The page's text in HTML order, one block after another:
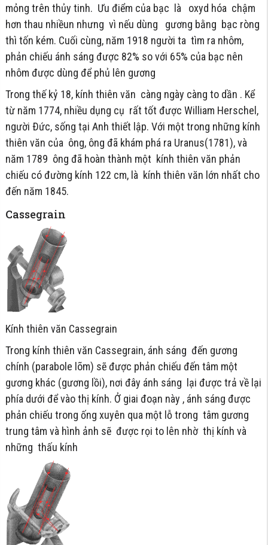
mỏng trên thủy tinh. Ưu điểm của bạc là oxyd hóa chậm
hơn thau nhiềun nhưng vì nếu dùng gương bằng bạc ròng
thì tốn kém. Cuối cùng, năm 1918 người ta tìm ra nhôm,
phản chiếu ánh sáng được 82% so với 65% của bạc nên
nhôm được dùng để phủ lên gương
Trong thế kỷ 18, kính thiên văn càng ngày càng to dần . Kể
từ năm 1774, nhiều dụng cụ rất tốt được William Herschel,
người Ðức, sống tại Anh thiết lập. Với một trong những kính
thiên văn của ông, ông đã khám phá ra Uranus(1781), và
năm 1789 ông đã hoàn thành một kính thiên văn phản
chiếu có đường kính 122 cm, là kính thiên văn lớn nhất cho
đến năm 1845.
Cassegrain
Kính thiên văn Cassegrain
Trong kính thiên văn Cassegrain, ánh sáng đến gương
chính (parabole lõm) sẽ được phản chiếu đến tâm một
gương khác (gương lồi), nơi đây ánh sáng lại được trả về lại
phía dưới để vào thị kính. Ở giai đoạn này , ánh sáng được
phản chiếu trong ống xuyên qua một lỗ trong tâm gương
trung tâm và hình ảnh sẽ được rọi to lên nhờ thị kính và
những thấu kính